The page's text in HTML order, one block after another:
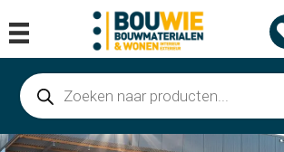
Producten
zoeken